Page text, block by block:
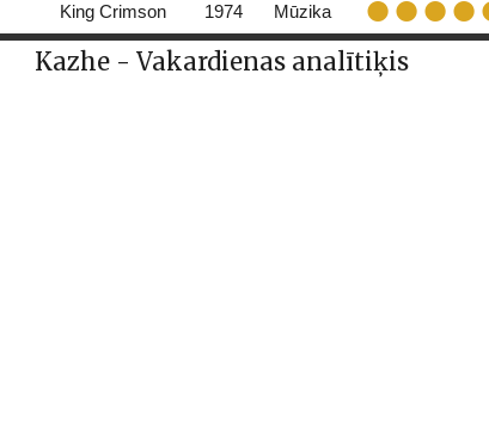
King Crimson 1974 Mūzika
Kazhe - Vakardienas analītiķis